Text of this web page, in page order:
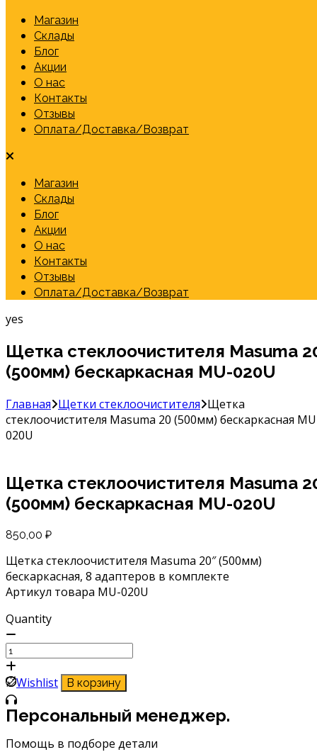
Магазин
Склады
Блог
Акции
О нас
Контакты
Отзывы
Оплата/Доставка/Возврат
Магазин
Склады
Блог
Акции
О нас
Контакты
Отзывы
Оплата/Доставка/Возврат
yes
Щетка стеклоочистителя Masuma
(500мм) бескаркасная MU-020U
Главная Щетки стеклоочистителя Щетка
стеклоочистителя Masuma 20 (500мм) бескаркасная
020U
Щетка стеклоочистителя Masuma
(500мм) бескаркасная MU-020U
850,00 ₽
Щетка стеклоочистителя Masuma 20″ (500мм)
бескаркасная, 8 адаптеров в комплекте
Артикул товара MU-020U
Quantity
Количество
товара
Щетка
стеклоочистителя
Masuma
20
(500мм)
Wishlist В корзину
Персональный менеджер.
Помощь в подборе детали